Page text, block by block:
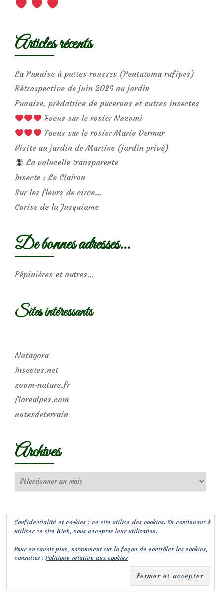
Articles récents
La Punaise à pattes rousses (Pentatoma rufipes)
Rétrospective de juin 2026 au jardin
Punaise, prédatrice de pucerons et autres insectes
Focus sur le rosier Nozomi
Focus sur le rosier Marie Dermar
Visite au jardin de Martine (jardin privé)
La volucelle transparente
Insecte : Le Clairon
Sur les fleurs de circe…
Corise de la Jusquiame
De bonnes adresses…
Pépinières et autres…
Sites intéressants
Natagora
Insectes.net
zoom-nature.fr
florealpes.com
notesdeterrain
Archives
Confidentialité et cookies : ce site utilise des cookies. En continuant à
utiliser ce site Web, vous acceptez leur utilisation.
Pour en savoir plus, notamment sur la façon de contrôler les cookies,
consultez :Politique relative aux cookies